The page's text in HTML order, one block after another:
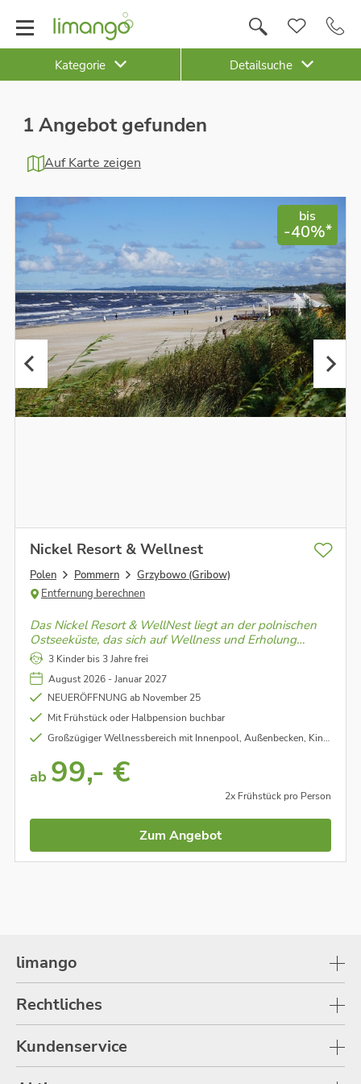
Kategorie Detailsuche
1 Angebot gefunden
Auf Karte zeigen
bis
-40%*
Nickel Resort & Wellnest
Polen Pommern
Grzybowo (Gribow)
Entfernung berechnen
Das Nickel Resort & WellNest liegt an der polnischen
Ostseeküste, das sich auf Wellness und Erholung
spezialisiert hat. Es liegt in der Nähe eines
Küstenwaldes und des Strandes und bietet einen
Wellnessbereich mit Wasseranwendungen, Saunen,
Fitness uvm.
3 Kinder bis 3 Jahre frei
August 2026 - Januar 2027
NEUERÖFFNUNG ab November 25
Mit Frühstück oder Halbpension buchbar
Großzügiger Wellnessbereich mit Innenpool, Außenbecken, Kinderbecken, Whirlpool, Saunen uvm.
ab 99,- €
2x Frühstück pro Person
Zum Angebot
limango
Rechtliches
Kundenservice